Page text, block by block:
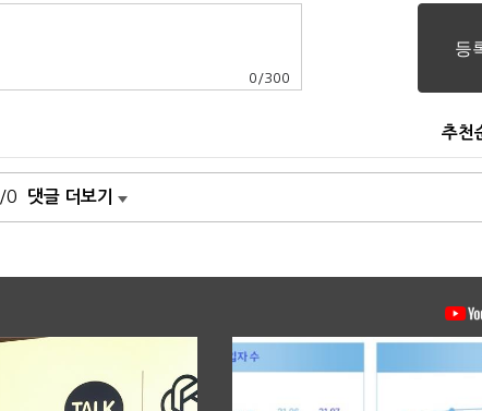
0 /300
추천
0 댓글 더보기